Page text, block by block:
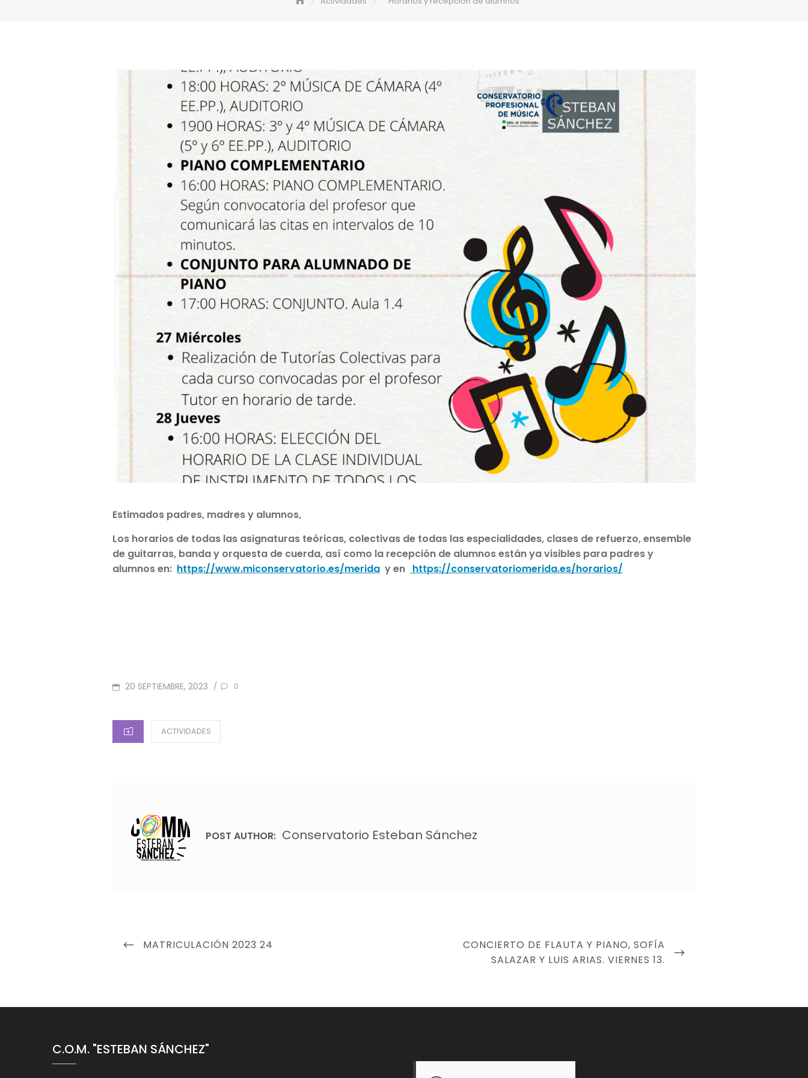
Estimados padres, madres y alumnos,
Los horarios de todas las asignaturas teóricas, colectivas de todas las especialidades, clases de refuerzo, ensemble
de guitarras, banda y orquesta de cuerda, así como la recepción de alumnos están ya visibles para padres y
alumnos en: https://www.miconservatorio.es/merida y en https://conservatoriomerida.es/horarios/
POSTED
20 SEPTIEMBRE, 2023 / 0
CATEGORIES
ACTIVIDADES
POST AUTHOR: Conservatorio Esteban Sánchez
Navegación
PREVIOUS
MATRICULACIÓN 2023 24
NEXT
CONCIERTO DE FLAUTA Y PIANO, SOFÍA
SALAZAR Y LUIS ARIAS. VIERNES 13.
C.O.M. "ESTEBAN SÁNCHEZ"